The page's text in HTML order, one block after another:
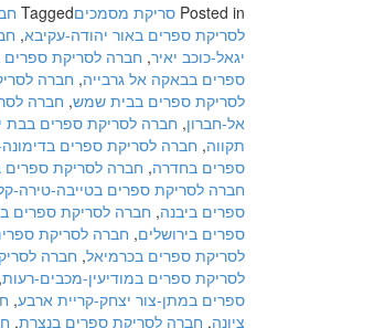
Posted in סריקת מסמכיםTagged
לסריקת ספרים באור יהודה-עקיבא,
יגאל-כוכב יאיר, חברה לסריקת ספרים
ספרים בבאקה אל גרבייה, חברה
לסריקת ספרים בבית שמש, חברה
אל-חברון, חברה לסריקת ספרים בבת
תקווה, חברה לסריקת ספרים
ספרים בחדרה, חברה לסריקת ספרים
חברה לסריקת ספרים בטייבה-טירה-
ספרים ביבנה, חברה לסריקת ספרים
ספרים בירושלים, חברה לסריקת
לסריקת ספרים בכרמיאל, חברה
לסריקת ספרים במודיעין-מכבים-רעות,
ספרים במתן-צור יצחק-קריית ארבע,
ציונה, חברה לסריקת ספרים בנצרת,